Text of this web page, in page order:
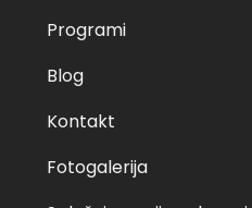
Programi
Blog
Kontakt
Fotogalerija